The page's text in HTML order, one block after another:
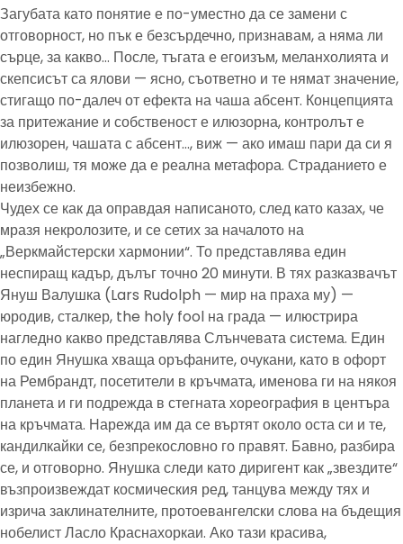
Загубата като понятие е по-уместно да се замени с
отговорност, но пък е безсърдечно, признавам, а няма ли
сърце, за какво… После, тъгата е егоизъм, меланхолията и
скепсисът са ялови — ясно, съответно и те нямат значение,
стигащо по-далеч от ефекта на чаша абсент. Концепцията
за притежание и собственост е илюзорна, контролът е
илюзорен, чашата с абсент…, виж — ако имаш пари да си я
позволиш, тя може да е реална метафора. Страданието е
неизбежно.
Чудех се как да оправдая написаното, след като казах, че
мразя некролозите, и се сетих за началото на
„Веркмайстерски хармонии“. То представлява един
неспиращ кадър, дълъг точно 20 минути. В тях разказвачът
Януш Валушка (Lars Rudolph — мир на праха му) —
юродив, сталкер, the holy fool на града — илюстрира
нагледно какво представлява Слънчевата система. Един
по един Янушка хваща оръфаните, очукани, като в офорт
на Рембрандт, посетители в кръчмата, именова ги на някоя
планета и ги подрежда в стегната хореография в центъра
на кръчмата. Нарежда им да се въртят около оста си и те,
кандилкайки се, безпрекословно го правят. Бавно, разбира
се, и отговорно. Янушка следи като диригент как „звездите“
възпроизвеждат космическия ред, танцува между тях и
изрича заклинателните, протоевангелски слова на бъдещия
нобелист Ласло Краснахоркаи. Ако тази красива,